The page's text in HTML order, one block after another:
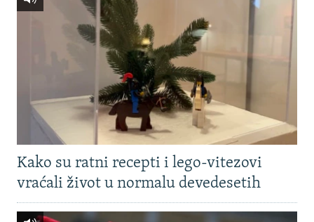
Kako su ratni recepti i lego-vitezovi
vraćali život u normalu devedesetih